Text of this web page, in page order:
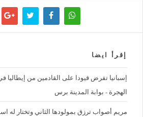
إقرأ ايضا
إسبانيا تفرض قيودا على القادمين من إيطاليا
الهجرة - بوابة المدينة برس
مريم أصواب ترزق بمولودها الثاني وتختار له